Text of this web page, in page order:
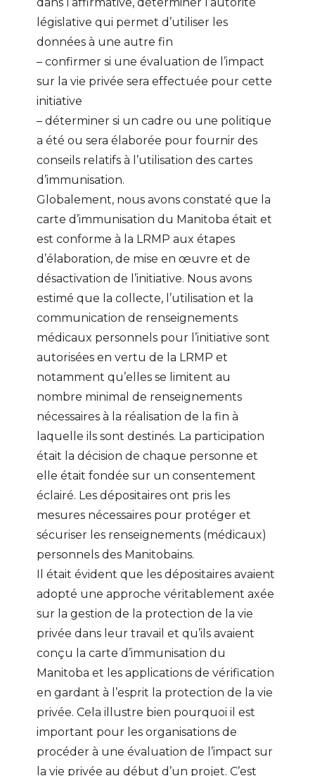
législative qui permet d’utiliser les
données à une autre fin
– confirmer si une évaluation de l’impact
sur la vie privée sera effectuée pour cette
initiative
– déterminer si un cadre ou une politique
a été ou sera élaborée pour fournir des
conseils relatifs à l’utilisation des cartes
d’immunisation.
Globalement, nous avons constaté que la
carte d’immunisation du Manitoba était et
est conforme à la LRMP aux étapes
d’élaboration, de mise en œuvre et de
désactivation de l’initiative. Nous avons
estimé que la collecte, l’utilisation et la
communication de renseignements
médicaux personnels pour l’initiative sont
autorisées en vertu de la LRMP et
notamment qu’elles se limitent au
nombre minimal de renseignements
nécessaires à la réalisation de la fin à
laquelle ils sont destinés. La participation
était la décision de chaque personne et
elle était fondée sur un consentement
éclairé. Les dépositaires ont pris les
mesures nécessaires pour protéger et
sécuriser les renseignements (médicaux)
personnels des Manitobains.
Il était évident que les dépositaires avaient
adopté une approche véritablement axée
sur la gestion de la protection de la vie
privée dans leur travail et qu’ils avaient
conçu la carte d’immunisation du
Manitoba et les applications de vérification
en gardant à l’esprit la protection de la vie
privée. Cela illustre bien pourquoi il est
important pour les organisations de
procéder à une évaluation de l’impact sur
la vie privée au début d’un projet. C’est